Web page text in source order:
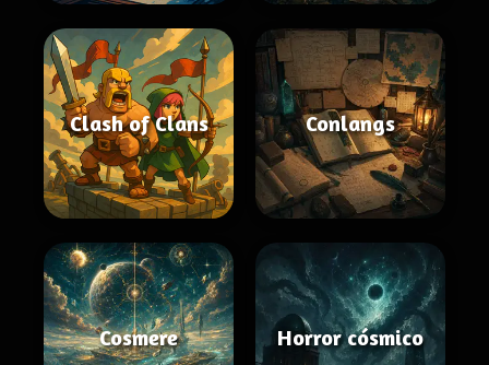
Clash of Clans Conlangs
Cosmere Horror cósmico